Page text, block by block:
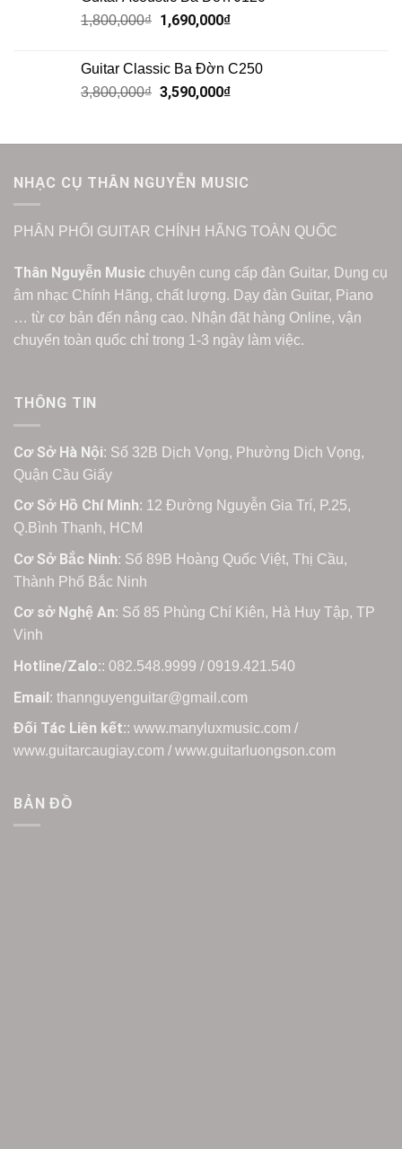
1,800,000₫ 1,690,000₫
Guitar Classic Ba Đờn C250
3,800,000₫ 3,590,000₫
NHẠC CỤ THÂN NGUYỄN MUSIC
PHÂN PHỐI GUITAR CHÍNH HÃNG TOÀN QUỐC
Thân Nguyễn Music chuyên cung cấp đàn Guitar, Dụng cụ
âm nhạc Chính Hãng, chất lượng. Dạy đàn Guitar, Piano
… từ cơ bản đến nâng cao. Nhận đặt hàng Online, vận
chuyển toàn quốc chỉ trong 1-3 ngày làm việc.
THÔNG TIN
Cơ Sở Hà Nội: Số 32B Dịch Vọng, Phường Dịch Vọng,
Quận Cầu Giấy
Cơ Sở Hồ Chí Minh: 12 Đường Nguyễn Gia Trí, P.25,
Q.Bình Thạnh, HCM
Cơ Sở Bắc Ninh: Số 89B Hoàng Quốc Việt, Thị Cầu,
Thành Phố Bắc Ninh
Cơ sở Nghệ An: Số 85 Phùng Chí Kiên, Hà Huy Tập, TP
Vinh
Hotline/Zalo:: 082.548.9999 / 0919.421.540
Email: thannguyenguitar@gmail.com
Đối Tác Liên kết:: www.manyluxmusic.com /
www.guitarcaugiay.com / www.guitarluongson.com
BẢN ĐỒ